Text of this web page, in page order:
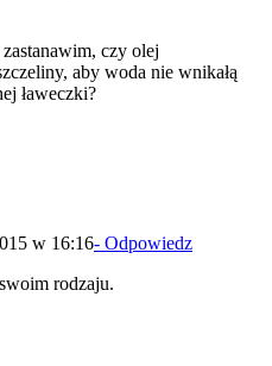
czy olej
aby woda nie wnikałą
ławeczki?
w 16:16- Odpowiedz
rodzaju.